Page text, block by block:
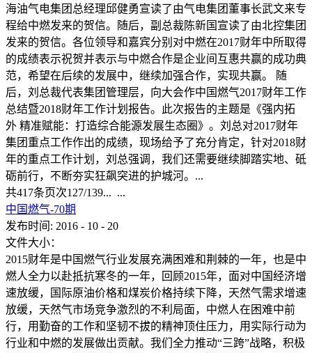
海油气电集团总经理邱健勇宣读了由气电集团董事长武文来专
程给中燃发来的贺信。随后，副总裁陈新国宣读了由北控集团
发来的贺信。各位领导和嘉宾分别对中燃在2017财年中所取得
的成绩表示祝贺并表示与中燃合作是企业间互惠共赢的成功典
范，希望在后续的发展中，继续加强合作，实现共赢。 随
后，刘总裁代表集团管理层，向大会作中国燃气2017财年工作
总结暨2018财年工作计划报告。此次报告的主题是《强内拓
外 精准赋能：打造综合能源发展生态圈》。刘总对2017财年
集团重点工作作出的成绩，现场给予了充分肯定，针对2018财
年的重点工作计划，刘总强调，我们还需要继续脚踏实地、砥
砺前行，不断夯实狂飙突进的护城河。...
共417条页次127/139... ...
中国燃气-70期
发布时间: 2016 - 10 - 20
文件大小：
2015财年是中国燃气行业发展充满困难和荆棘的一年，也是中
燃人全力以赴抵抗寒冬的一年，回顾2015年，面对中国经济增
速放缓，国际原油价格和煤炭价格持续下降，天然气需求增速
放缓，天然气市场竞争激烈的不利局面，中燃人在困难中前
行，用勤奋的工作和坚韧不拔的精神顶住压力，用实际行动为
行业和中燃的发展做出贡献。我们全力推动“三跨”战略，积极